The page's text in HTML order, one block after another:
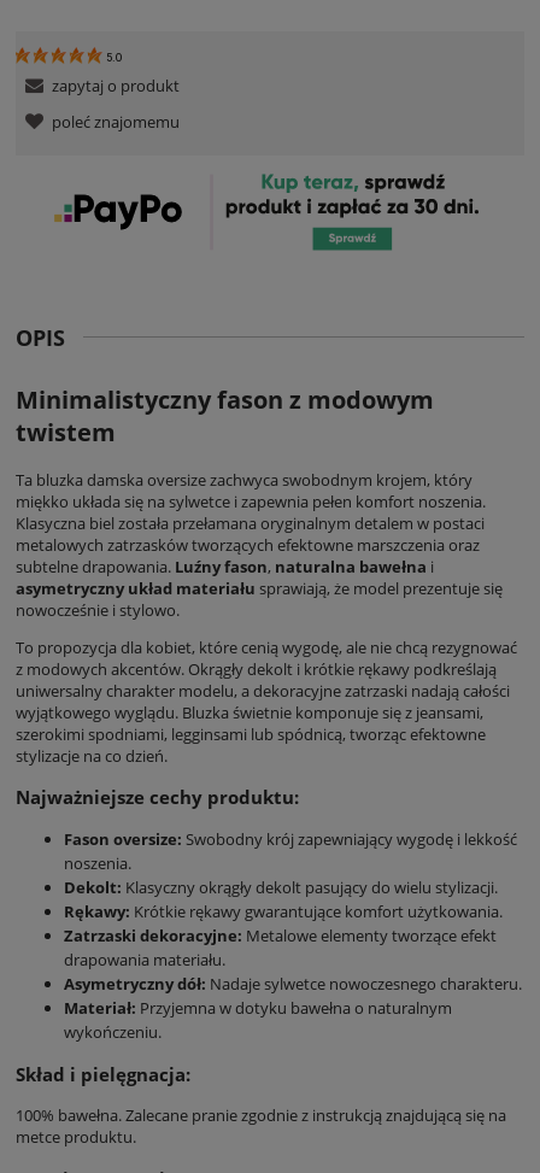
5.0
zapytaj o produkt
poleć znajomemu
OPIS
Minimalistyczny fason z modowym
twistem
Ta bluzka damska oversize zachwyca swobodnym krojem, który
miękko układa się na sylwetce i zapewnia pełen komfort noszenia.
Klasyczna biel została przełamana oryginalnym detalem w postaci
metalowych zatrzasków tworzących efektowne marszczenia oraz
subtelne drapowania. Luźny fason, naturalna bawełna i
asymetryczny układ materiału sprawiają, że model prezentuje się
nowocześnie i stylowo.
To propozycja dla kobiet, które cenią wygodę, ale nie chcą rezygnować
z modowych akcentów. Okrągły dekolt i krótkie rękawy podkreślają
uniwersalny charakter modelu, a dekoracyjne zatrzaski nadają całości
wyjątkowego wyglądu. Bluzka świetnie komponuje się z jeansami,
szerokimi spodniami, legginsami lub spódnicą, tworząc efektowne
stylizacje na co dzień.
Najważniejsze cechy produktu:
Fason oversize: Swobodny krój zapewniający wygodę i lekkość
noszenia.
Dekolt: Klasyczny okrągły dekolt pasujący do wielu stylizacji.
Rękawy: Krótkie rękawy gwarantujące komfort użytkowania.
Zatrzaski dekoracyjne: Metalowe elementy tworzące efekt
drapowania materiału.
Asymetryczny dół: Nadaje sylwetce nowoczesnego charakteru.
Materiał: Przyjemna w dotyku bawełna o naturalnym
wykończeniu.
Skład i pielęgnacja:
100% bawełna. Zalecane pranie zgodnie z instrukcją znajdującą się na
metce produktu.